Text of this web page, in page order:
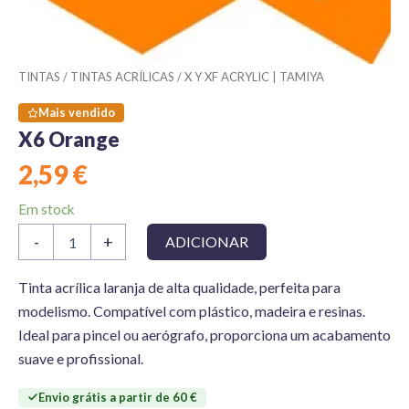
TINTAS / TINTAS ACRÍLICAS /X Y XF ACRYLIC | TAMIYA
Mais vendido
X6 Orange
2,59€
Em stock
-
Orange
+ ADICIONAR
Tinta acrílica laranja de alta qualidade, perfeita para
modelismo. Compatível com plástico, madeira e resinas.
Ideal para pincel ou aerógrafo, proporciona um acabamento
suave e profissional.
Envio grátis a partir de 60 €